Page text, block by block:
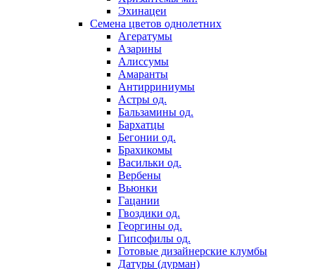
Эхинацеи
Семена цветов однолетних
Агератумы
Азарины
Алиссумы
Амаранты
Антирриниумы
Астры од.
Бальзамины од.
Бархатцы
Бегонии од.
Брахикомы
Васильки од.
Вербены
Вьюнки
Гацании
Гвоздики од.
Георгины од.
Гипсофилы од.
Готовые дизайнерские клумбы
Датуры (дурман)